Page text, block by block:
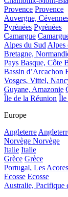
Provence Provence
Auvergne,
Pyrénées Pyrénées
Camargue
Alpes du Sud Alpes
Bretagne,
Pays Basque, Côte
Bassin d’Arcachon
Vosges, Vittel,
Guyane, Amazonie
Île de la Réunion Île
Europe
Angleterre
Norvège Norvège
Italie Italie
Grèce Grèce
Portugal, Les Acores
Ecosse Ecosse
Australie, Pacifique